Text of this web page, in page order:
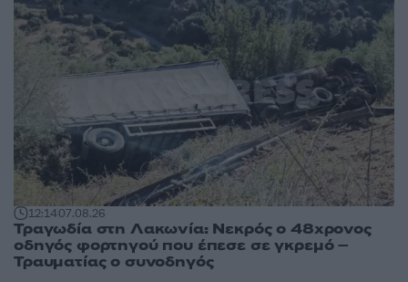
12:1407.08.26
Τραγωδία στη Λακωνία: Νεκρός ο 48χρονος
οδηγός φορτηγού που έπεσε σε γκρεμό –
Τραυματίας ο συνοδηγός